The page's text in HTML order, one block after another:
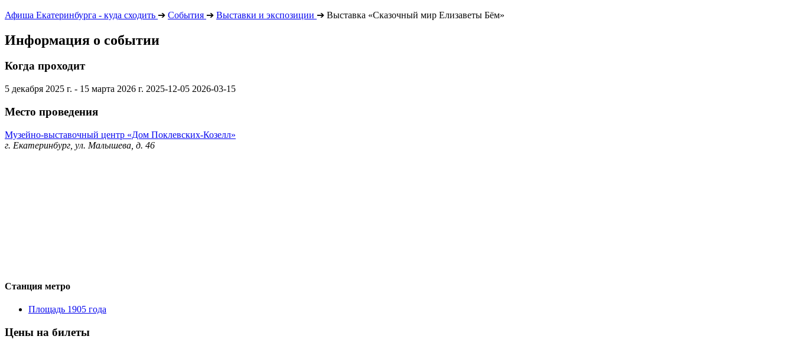
Афиша Екатеринбурга - куда сходить ➔ События ➔ Выставки и экспозиции ➔ Выставка «Сказочный мир Елизаветы Бём»
Информация о событии
Когда проходит
5 декабря 2025 г. - 15 марта 2026 г. 2025-12-05 2026-03-15
Место проведения
Музейно-выставочный центр «Дом Поклевских-Козелл»
г. Екатеринбург, ул. Малышева, д. 46
Станция метро
Площадь 1905 года
Цены на билеты